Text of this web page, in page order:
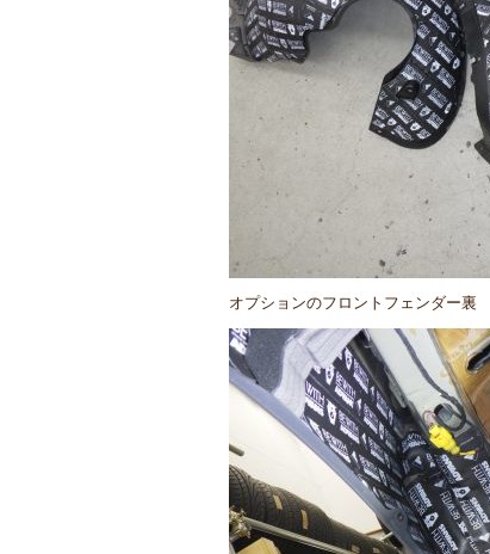
オプションのフロントフェンダー裏